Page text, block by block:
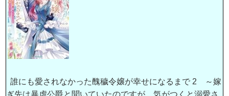
誰にも愛されなかった醜穢令嬢が幸せになるまで 2 ～嫁
ぎ先は暴虐公爵と聞いていたのですが、気がつくと溺愛さ